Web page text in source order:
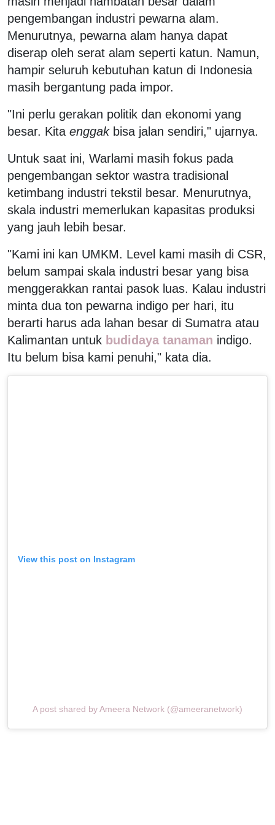
pengembangan industri pewarna alam.
Menurutnya, pewarna alam hanya dapat
diserap oleh serat alam seperti katun. Namun,
hampir seluruh kebutuhan katun di Indonesia
masih bergantung pada impor.
"Ini perlu gerakan politik dan ekonomi yang
besar. Kita enggakbisa jalan sendiri," ujarnya.
Untuk saat ini, Warlami masih fokus pada
pengembangan sektor wastra tradisional
ketimbang industri tekstil besar. Menurutnya,
skala industri memerlukan kapasitas produksi
yang jauh lebih besar.
"Kami ini kan UMKM. Level kami masih di CSR,
belum sampai skala industri besar yang bisa
menggerakkan rantai pasok luas. Kalau industri
minta dua ton pewarna indigo per hari, itu
berarti harus ada lahan besar di Sumatra atau
Kalimantan untuk budidaya tanaman indigo.
Itu belum bisa kami penuhi," kata dia.
View this post on Instagram
A post shared by Ameera Network (@ameeranetwork)